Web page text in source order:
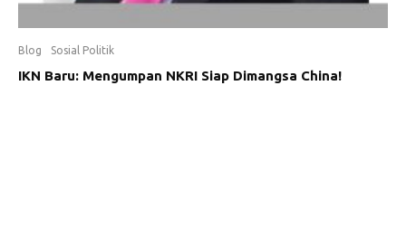
Blog Sosial Politik
IKN Baru: Mengumpan NKRI Siap Dimangsa China!